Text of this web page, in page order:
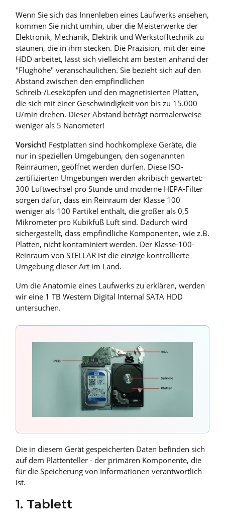
Wenn Sie sich das Innenleben eines Laufwerks ansehen,
kommen Sie nicht umhin, über die Meisterwerke der
Elektronik, Mechanik, Elektrik und Werkstofftechnik zu
staunen, die in ihm stecken. Die Präzision, mit der eine
HDD arbeitet, lässt sich vielleicht am besten anhand der
"Flughöhe" veranschaulichen. Sie bezieht sich auf den
Abstand zwischen den empfindlichen
Schreib-/Leseköpfen und den magnetisierten Platten,
die sich mit einer Geschwindigkeit von bis zu 15.000
U/min drehen. Dieser Abstand beträgt normalerweise
weniger als 5 Nanometer!
Vorsicht! Festplatten sind hochkomplexe Geräte, die
nur in speziellen Umgebungen, den sogenannten
Reinräumen, geöffnet werden dürfen. Diese ISO-
zertifizierten Umgebungen werden akribisch gewartet:
300 Luftwechsel pro Stunde und moderne HEPA-Filter
sorgen dafür, dass ein Reinraum der Klasse 100
weniger als 100 Partikel enthält, die größer als 0,5
Mikrometer pro Kubikfuß Luft sind. Dadurch wird
sichergestellt, dass empfindliche Komponenten, wie z.B.
Platten, nicht kontaminiert werden. Der Klasse-100-
Reinraum von STELLAR ist die einzige kontrollierte
Umgebung dieser Art im Land.
Um die Anatomie eines Laufwerks zu erklären, werden
wir eine 1 TB Western Digital Internal SATA HDD
untersuchen.
Die in diesem Gerät gespeicherten Daten befinden sich
auf dem Plattenteller - der primären Komponente, die
für die Speicherung von Informationen verantwortlich
ist.
1. Tablett